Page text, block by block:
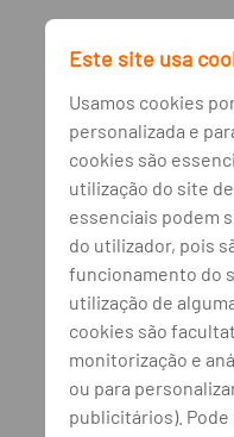
Este site usa
Usamos cookies
personalizada e
cookies são
utilização do site
essenciais podem
do utilizador, pois
funcionamento do
utilização de
cookies são
monitorização e
ou para
publicitários).